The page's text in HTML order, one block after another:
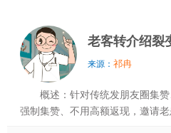
老客转介绍裂
来源： 祁冉
概述：针对传统发朋友圈集赞
强制集赞、不用高额返现，邀请